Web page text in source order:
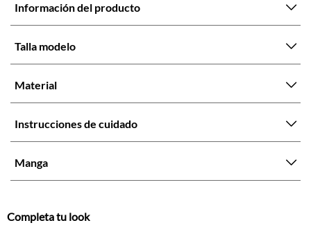
Información del producto
Talla modelo
Material
Instrucciones de cuidado
Manga
Completa tu look